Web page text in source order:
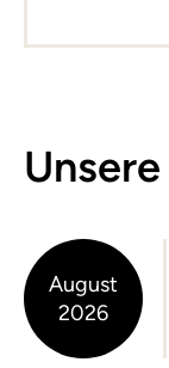
August
2026